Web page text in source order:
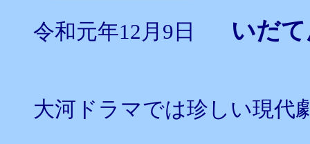
令和元年12月9日 いだ
大河ドラマでは珍しい現代